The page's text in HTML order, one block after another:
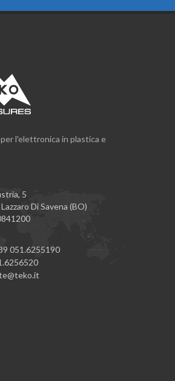
l'elettronica in plastica e
5
Di Savena (BO)
051.6255190